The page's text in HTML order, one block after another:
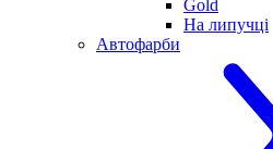
Gold
На липучці
Автофарби